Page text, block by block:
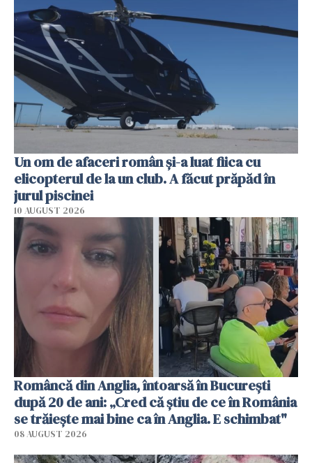
Un om de afaceri român și-a luat fiica cu
elicopterul de la un club. A făcut prăpăd în
jurul piscinei
10 AUGUST 2026
Româncă din Anglia, întoarsă în București
după 20 de ani: „Cred că știu de ce în România
se trăiește mai bine ca în Anglia. E schimbat"
08 AUGUST 2026